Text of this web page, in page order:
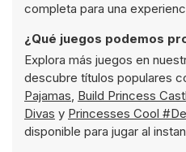
completa para una
¿Qué juegos podemos
Explora más juegos en
descubre títulos populares
Pajamas, Build Princess
Divas y Princesses Cool
disponible para jugar al